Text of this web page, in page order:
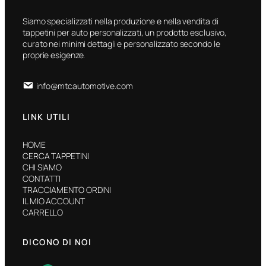
Siamo specializzati nella produzione e nella vendita di
tappetini per auto personalizzati, un prodotto esclusivo,
curato nei minimi dettagli e personalizzato secondo le
proprie esigenze.
info@mtcautomotive.com
LINK UTILI
HOME
CERCA TAPPETINI
CHI SIAMO
CONTATTI
TRACCIAMENTO ORDINI
IL MIO ACCOUNT
CARRELLO
DICONO DI NOI